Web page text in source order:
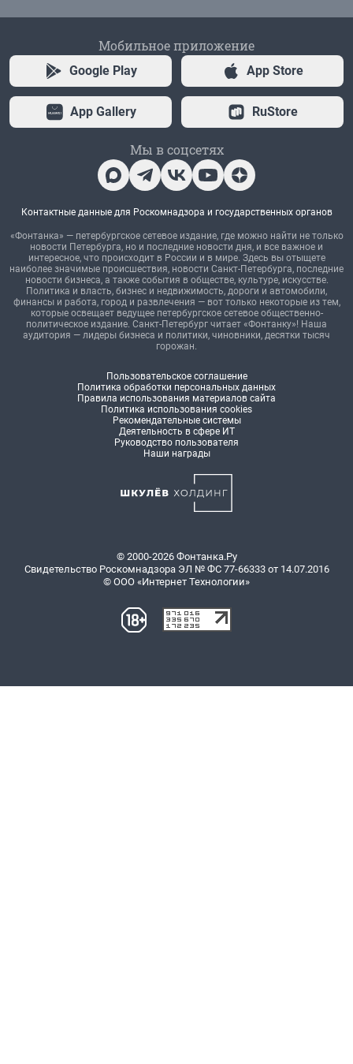
Мобильное приложение
Google Play App Store
App Gallery RuStore
Мы в соцсетях
Контактные данные для Роскомнадзора и государственных органов
«Фонтанка» — петербургское сетевое издание, где можно найти не только
новости Петербурга, но и последние новости дня, и все важное и
интересное, что происходит в России и в мире. Здесь вы отыщете
наиболее значимые происшествия, новости Санкт-Петербурга, последние
новости бизнеса, а также события в обществе, культуре, искусстве.
Политика и власть, бизнес и недвижимость, дороги и автомобили,
финансы и работа, город и развлечения — вот только некоторые из тем,
которые освещает ведущее петербургское сетевое общественно-
политическое издание. Санкт-Петербург читает «Фонтанку»! Наша
аудитория — лидеры бизнеса и политики, чиновники, десятки тысяч
горожан.
Пользовательское соглашение
Политика обработки персональных данных
Правила использования материалов сайта
Политика использования cookies
Рекомендательные системы
Деятельность в сфере ИТ
Руководство пользователя
Наши награды
© 2000-2026 Фонтанка.Ру
Свидетельство Роскомнадзора ЭЛ № ФС 77-66333 от 14.07.2016
© ООО «Интернет Технологии»